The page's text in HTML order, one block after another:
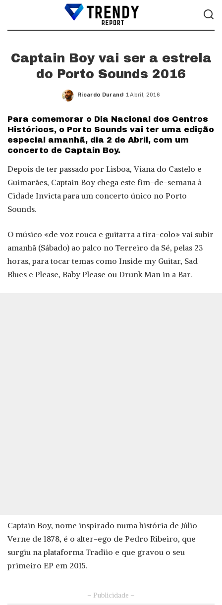
Captain Boy vai ser a estrela
do Porto Sounds 2016
Posted
Ricardo Durand 1 Abril, 2016
Para comemorar o Dia Nacional dos Centros
Históricos, o Porto Sounds vai ter uma edição
especial amanhã, dia 2 de Abril, com um
concerto de Captain Boy.
Depois de ter passado por Lisboa, Viana do Castelo e
Guimarães, Captain Boy chega este fim-de-semana à
Cidade Invicta para um concerto único no Porto
Sounds.
O músico «de voz rouca e guitarra a tira-colo» vai subir
amanhã (Sábado) ao palco no Terreiro da Sé, pelas 23
horas, para tocar temas como Inside my Guitar, Sad
Blues e Please, Baby Please ou Drunk Man in a Bar.
Captain Boy, nome inspirado numa história de Júlio
Verne de 1878, é o alter-ego de Pedro Ribeiro, que
surgiu na plataforma Tradiio e que gravou o seu
primeiro EP em 2015.
– Publicidade –